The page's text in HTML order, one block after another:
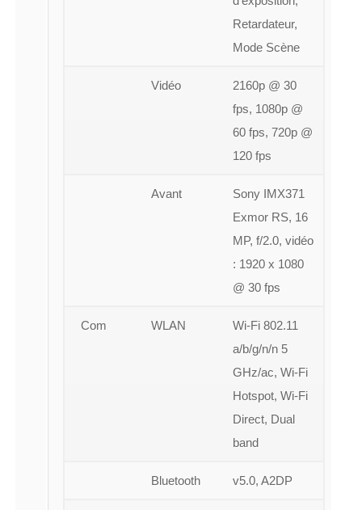
Retardateur,
Mode Scène
Vidéo
2160p @ 30
fps, 1080p @
60 fps, 720p @
120 fps
Avant
Sony IMX371
Exmor RS, 16
MP, f/2.0, vidéo
: 1920 x 1080
@ 30 fps
Com WLAN
Wi-Fi 802.11
a/b/g/n/n 5
GHz/ac, Wi-Fi
Hotspot, Wi-Fi
Direct, Dual
band
Bluetooth v5.0, A2DP